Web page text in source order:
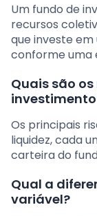
Um fundo de
recursos
que investe
conforme uma
Quais são
Os principais
liquidez, cada
carteira do
Qual a
variável?